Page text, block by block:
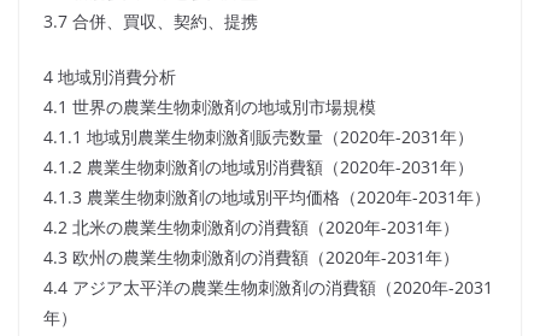
3.7 合併、買収、契約、提携
4 地域別消費分析
4.1 世界の農業生物刺激剤の地域別市場規模
4.1.1 地域別農業生物刺激剤販売数量（2020年-2031年）
4.1.2 農業生物刺激剤の地域別消費額（2020年-2031年）
4.1.3 農業生物刺激剤の地域別平均価格（2020年-2031年）
4.2 北米の農業生物刺激剤の消費額（2020年-2031年）
4.3 欧州の農業生物刺激剤の消費額（2020年-2031年）
4.4 アジア太平洋の農業生物刺激剤の消費額（2020年-2031
年）